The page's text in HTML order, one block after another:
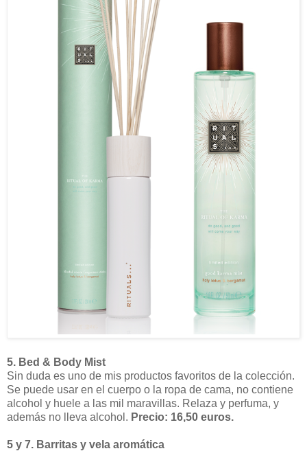
5. Bed & Body Mist
Sin duda es uno de mis productos favoritos de la colección.
Se puede usar en el cuerpo o la ropa de cama, no contiene
alcohol y huele a las mil maravillas. Relaza y perfuma, y
además no lleva alcohol. Precio: 16,50 euros.
5 y 7. Barritas y vela aromática